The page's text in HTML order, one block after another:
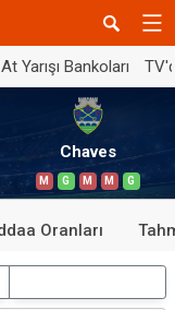
At Yarışı Bankoları
Chaves
M G M M G
Oranları